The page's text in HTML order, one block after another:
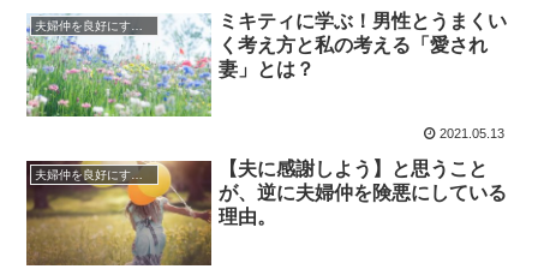
夫婦仲を良好にするマインド
ミキティに学ぶ！男性とうまくい
く考え方と私の考える「愛され
妻」とは？
2021.05.13
夫婦仲を良好にするマインド
【夫に感謝しよう】と思うこと
が、逆に夫婦仲を険悪にしている
理由。